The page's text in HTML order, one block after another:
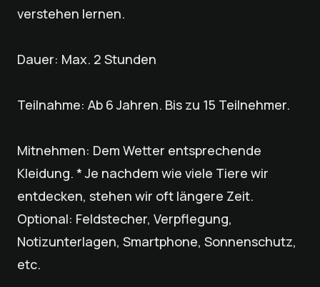
verstehen lernen.
Dauer: Max. 2 Stunden
Teilnahme: Ab 6 Jahren. Bis zu 15 Teilnehmer.
Mitnehmen: Dem Wetter entsprechende
Kleidung. * Je nachdem wie viele Tiere wir
entdecken, stehen wir oft längere Zeit.
Optional: Feldstecher, Verpflegung,
Notizunterlagen, Smartphone, Sonnenschutz,
etc.